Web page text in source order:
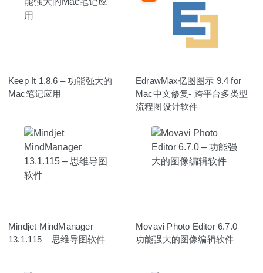
Keep It 1.8.6 – 功能强大的
Mac笔记应用
EdrawMax亿图图示 9.4 for
Mac中文修复- 跨平台多类型
流程图设计软件
Mindjet MindManager
13.1.115 – 思维导图软件
Movavi Photo Editor 6.7.0 –
功能强大的图像编辑软件